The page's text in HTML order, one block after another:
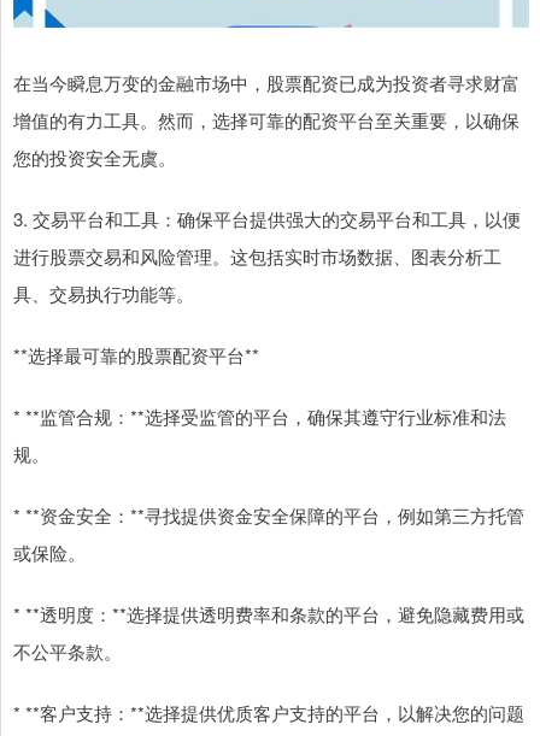
在当今瞬息万变的金融市场中，股票配资已成为投资者寻求财富
增值的有力工具。然而，选择可靠的配资平台至关重要，以确保
您的投资安全无虞。
3. 交易平台和工具：确保平台提供强大的交易平台和工具，以便
进行股票交易和风险管理。这包括实时市场数据、图表分析工
具、交易执行功能等。
**选择最可靠的股票配资平台**
* **监管合规：**选择受监管的平台，确保其遵守行业标准和法
规。
* **资金安全：**寻找提供资金安全保障的平台，例如第三方托管
或保险。
* **透明度：**选择提供透明费率和条款的平台，避免隐藏费用或
不公平条款。
* **客户支持：**选择提供优质客户支持的平台，以解决您的问题